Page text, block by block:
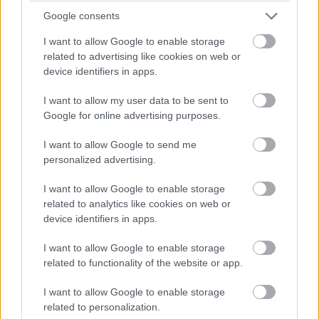
Google consents
I want to allow Google to enable storage
related to advertising like cookies on web or
device identifiers in apps.
I want to allow my user data to be sent to
Google for online advertising purposes.
I want to allow Google to send me
personalized advertising.
I want to allow Google to enable storage
related to analytics like cookies on web or
device identifiers in apps.
I want to allow Google to enable storage
related to functionality of the website or app.
I want to allow Google to enable storage
related to personalization.
Brundle hozza majd a célba a P2 5-6. helyéért
harcoló lengyel autót. Nagyon szép versenyt teljesített az
Inter Europol, minden elismerést megérdemelnek.
hátránya Yifeijel szemben... Csakhogy van valami baj a #31-es
WRT emelőjével, így az utolsó kerékcserénél valamennyit
A Próban Pier Guidi és Garcia között 50 másodperc
van. Ezt egy safety car éppen-éppen lenullázhatja még, de
erőből ezt még annyira se lehet itt ledolgozni, ahogy a 100-at
az amatőrök között.